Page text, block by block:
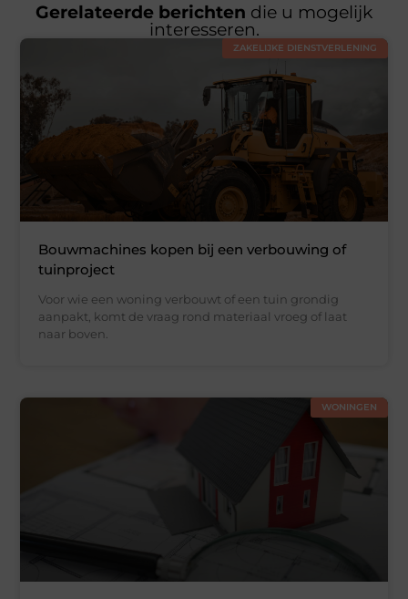
Gerelateerde berichten die u mogelijk
interesseren.
ZAKELIJKE DIENSTVERLENING
Bouwmachines kopen bij een verbouwing of
tuinproject
Voor wie een woning verbouwt of een tuin grondig
aanpakt, komt de vraag rond materiaal vroeg of laat
naar boven.
WONINGEN